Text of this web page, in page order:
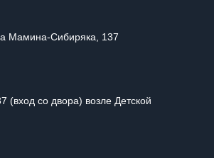
Мамина-Сибиряка, 137
(вход со двора) возле Детской